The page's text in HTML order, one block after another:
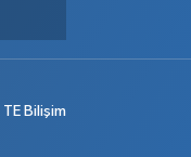
TE Bilişim